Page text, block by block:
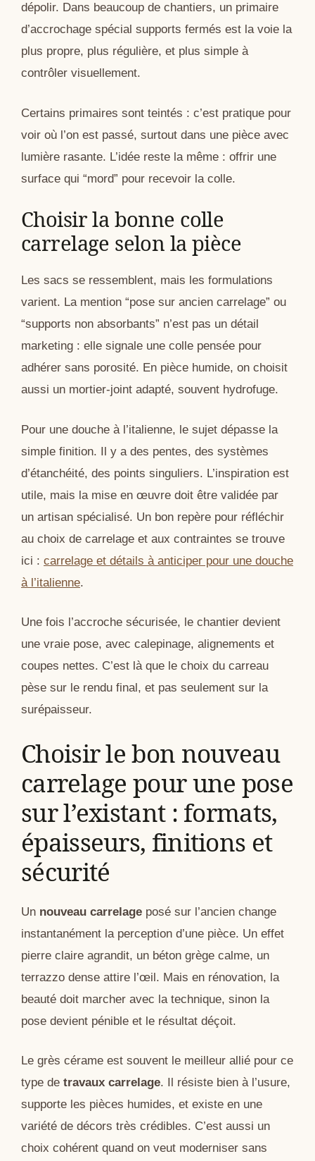
dépolir. Dans beaucoup de chantiers, un primaire
d’accrochage spécial supports fermés est la voie la
plus propre, plus régulière, et plus simple à
contrôler visuellement.
Certains primaires sont teintés : c’est pratique pour
voir où l’on est passé, surtout dans une pièce avec
lumière rasante. L’idée reste la même : offrir une
surface qui “mord” pour recevoir la colle.
Choisir la bonne colle
carrelage selon la pièce
Les sacs se ressemblent, mais les formulations
varient. La mention “pose sur ancien carrelage” ou
“supports non absorbants” n’est pas un détail
marketing : elle signale une colle pensée pour
adhérer sans porosité. En pièce humide, on choisit
aussi un mortier-joint adapté, souvent hydrofuge.
Pour une douche à l’italienne, le sujet dépasse la
simple finition. Il y a des pentes, des systèmes
d’étanchéité, des points singuliers. L’inspiration est
utile, mais la mise en œuvre doit être validée par
un artisan spécialisé. Un bon repère pour réfléchir
au choix de carrelage et aux contraintes se trouve
ici : carrelage et détails à anticiper pour une douche
à l’italienne.
Une fois l’accroche sécurisée, le chantier devient
une vraie pose, avec calepinage, alignements et
coupes nettes. C’est là que le choix du carreau
pèse sur le rendu final, et pas seulement sur la
surépaisseur.
Choisir le bon nouveau
carrelage pour une pose
sur l’existant : formats,
épaisseurs, finitions et
sécurité
Un nouveau carrelage posé sur l’ancien change
instantanément la perception d’une pièce. Un effet
pierre claire agrandit, un béton grège calme, un
terrazzo dense attire l’œil. Mais en rénovation, la
beauté doit marcher avec la technique, sinon la
pose devient pénible et le résultat déçoit.
Le grès cérame est souvent le meilleur allié pour ce
type de travaux carrelage. Il résiste bien à l’usure,
supporte les pièces humides, et existe en une
variété de décors très crédibles. C’est aussi un
choix cohérent quand on veut moderniser sans